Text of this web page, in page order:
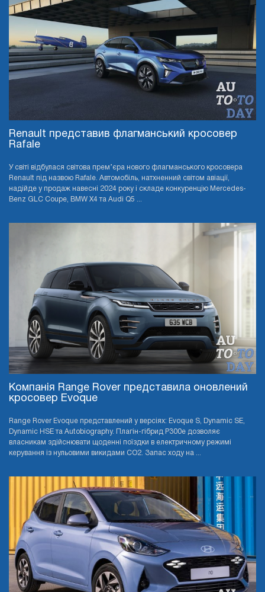
Renault представив флагманський кросовер
Rafale
У світі відбулася світова прем’єра нового флагманського кросовера
Renault під назвою Rafale. Автомобіль, натхненний світом авіації,
надійде у продаж навесні 2024 року і складе конкуренцію Mercedes-
Benz GLC Coupe, BMW X4 та Audi Q5 ...
Компанія Range Rover представила оновлений
кросовер Evoque
Range Rover Evoque представлений у версіях: Evoque S, Dynamic SE,
Dynamic HSE та Autobiography. Плагін-гібрид P300e дозволяє
власникам здійснювати щоденні поїздки в електричному режимі
керування із нульовими викидами CO2. Запас ходу на ...